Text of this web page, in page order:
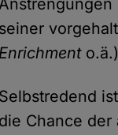
seiner
Enrichment
Selbstredend
die Chance